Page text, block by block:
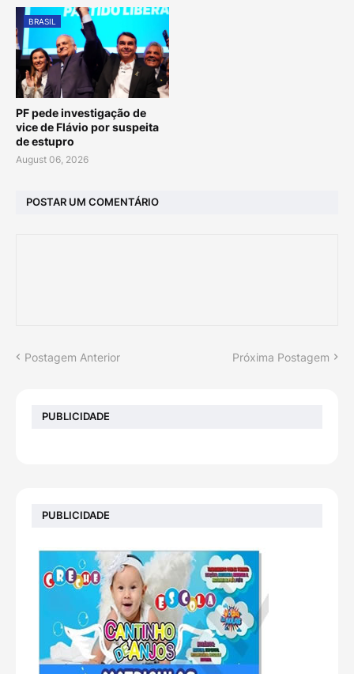
BRASIL
PF pede investigação de
vice de Flávio por suspeita
de estupro
August 06, 2026
POSTAR UM COMENTÁRIO
Postagem Anterior Próxima Postagem
PUBLICIDADE
PUBLICIDADE